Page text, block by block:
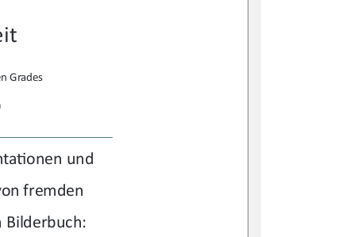
Grades
Ɵonen und
fremden
Bilderbuch: